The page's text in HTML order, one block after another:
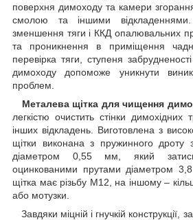
поверхня димоходу та камери
смолою та іншими
зменшення тяги і ККД опалювальних
та проникнення в приміщення
перевірка тяги, ступеня
димоходу допоможе уникнути
проблем.
Металева щітка для чищення
легкістю очистить стінки
інших відкладень. Виготовлена з
щітки виконана з пружинного дроту
діаметром 0,55 мм, який
оцинкованими прутами діаметром
щітка має різьбу М12, на іншому –
або мотузки.
Завдяки міцній і гнучкій конструкції,